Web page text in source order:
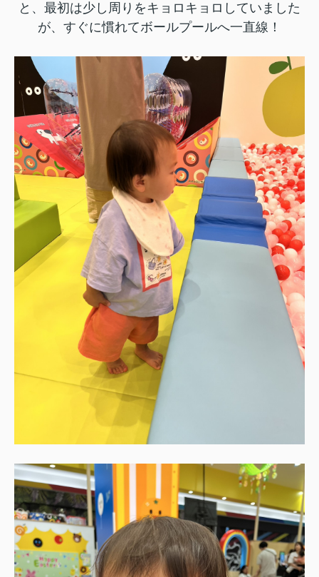
と、最初は少し周りをキョロキョロしていました
が、すぐに慣れてボールプールへ一直線！